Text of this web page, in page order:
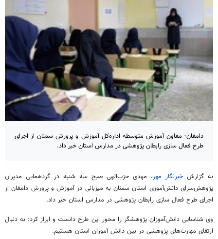
دامغان- معاون آموزش متوسطه اداره‌کل آموزش و پرورش سمنان از اجرای
طرح فعال سازی رابطان پژوهشی در مدارس استان خبر داد.
به گزارش خبرنگار مهر، مهدی حزب‌الهی صبح سه شنبه در گردهمایی مدیران
پژوهش‌سرای دانش‌آموزی استان سمنان به میزبانی در آموزش و پرورش دامغان از
اجرای طرح فعال سازی رابطان پژوهشی در مدارس استان خبر داد.
وی شناسایی دانش‌آموزان پژوهشگر را محور این طرح دانست و ابراز کرد: به دنبال
ارتقای مهارت‌های پژوهشی در بین دانش آموزان استان هستیم.